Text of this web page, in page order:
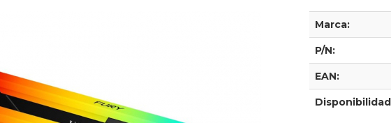
Marca:
P/N:
EAN: